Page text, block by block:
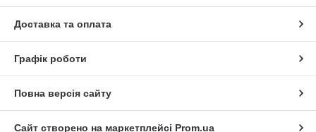
Доставка та оплата
Графік роботи
Повна версія сайту
Сайт створено на маркетплейсі Prom.ua